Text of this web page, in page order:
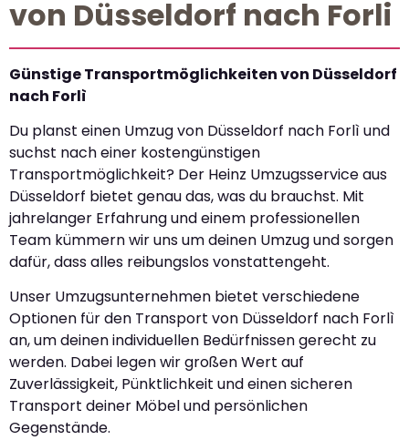
von Düsseldorf nach Forli
Günstige Transportmöglichkeiten von Düsseldorf
nach Forlì
Du planst einen Umzug von Düsseldorf nach Forlì und
suchst nach einer kostengünstigen
Transportmöglichkeit? Der Heinz Umzugsservice aus
Düsseldorf bietet genau das, was du brauchst. Mit
jahrelanger Erfahrung und einem professionellen
Team kümmern wir uns um deinen Umzug und sorgen
dafür, dass alles reibungslos vonstattengeht.
Unser Umzugsunternehmen bietet verschiedene
Optionen für den Transport von Düsseldorf nach Forlì
an, um deinen individuellen Bedürfnissen gerecht zu
werden. Dabei legen wir großen Wert auf
Zuverlässigkeit, Pünktlichkeit und einen sicheren
Transport deiner Möbel und persönlichen
Gegenstände.